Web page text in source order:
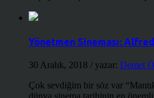
Yönetmen Sineması:
30 Aralık, 2018 / yazar: Demet
Çok sevdiğim bir söz var
dünya sinema tarihinin en